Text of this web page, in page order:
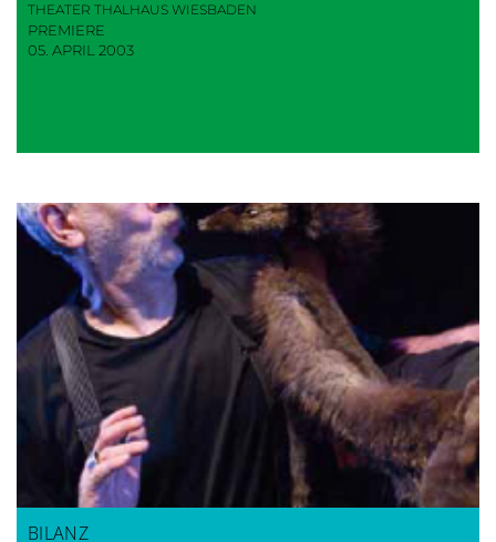
THEATER THALHAUS WIESBADEN
PREMIERE
05. APRIL 2003
BILANZ